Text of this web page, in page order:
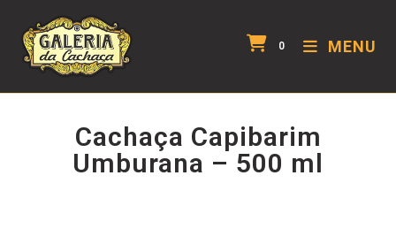
0 MENU
Cachaça Capibarim
Umburana – 500 ml